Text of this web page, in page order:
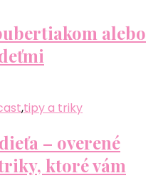
alebo
,tipy a triky
– overené
ktoré vám